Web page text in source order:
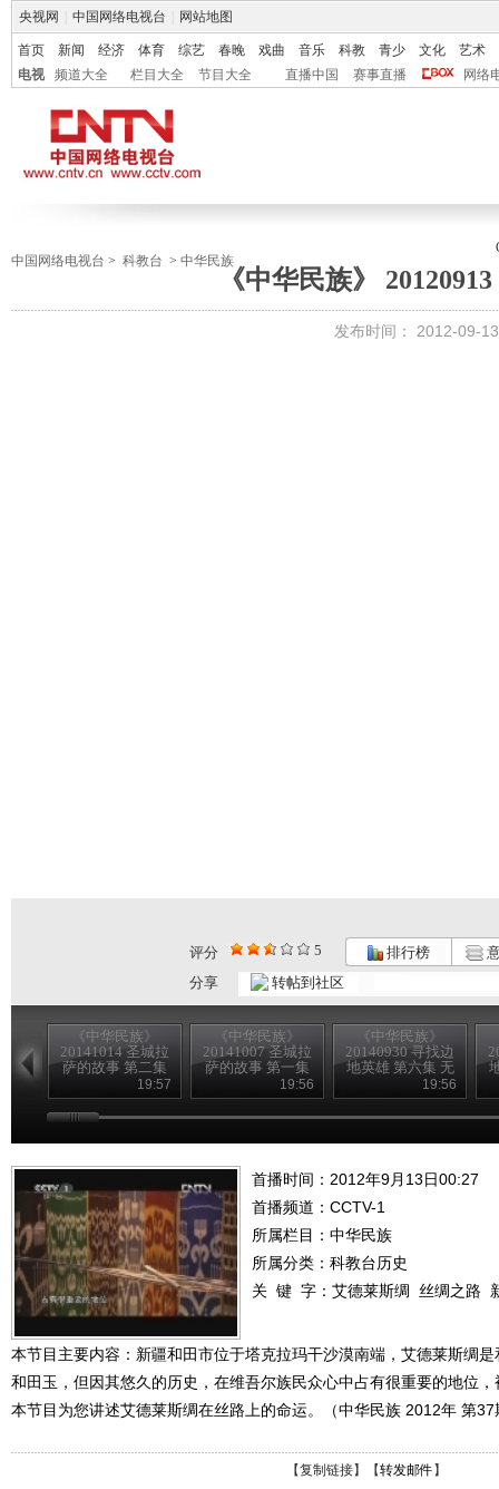
央视网 中国网络电视台 网站地图
首页 新闻 经济 体育 综艺 春晚 戏曲 音乐 科教 青少 文化
艺术
电视
频道大全 栏目大全 节目大全 直播中国 赛事直播 网络
中国网络电视台 > 科教台 > 中华民族
《中华民族》
发布时间： 2012-09-
评分 5 排行榜
分享
转帖到社区
《中华民族》
20141014 圣城拉
萨的故事 第二集
19:57
《中华民族》
20141007 圣城拉
萨的故事 第一集
19:56
《中华民族》
20140930 寻找边
地英雄 第六集 无
悔的坚守19:56
首播时间：2012年9月13日00:27
首播频道： CCTV-1
所属栏目： 中华民族
所属分类：科教台历史
关 键 字： 艾德莱斯绸 丝绸之路
本节目主要内容：新疆和田市位于塔克拉玛干沙漠南端，艾德莱斯绸
和田玉，但因其悠久的历史，在维吾尔族民众心中占有很重要的地位
本节目为您讲述艾德莱斯绸在丝路上的命运。（中华民族 2012年 第37
【复制链接】【转发邮件 】